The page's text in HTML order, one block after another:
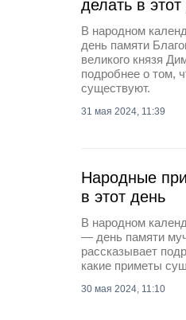
делать в
В народном
день памяти
великого князя
подробнее о том,
существуют.
31 мая 2024, 11:39
Народные
в этот день
В народном
— день памяти
рассказывает
какие приметы
30 мая 2024, 11:10